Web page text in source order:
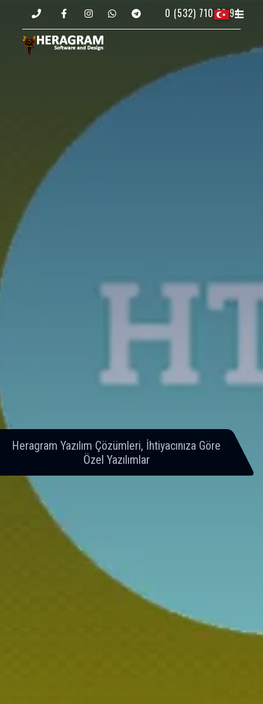
0 (532) 710 76 94
Heragram Yazılım Çözümleri, İhtiyacınıza Göre
Özel Yazılımlar